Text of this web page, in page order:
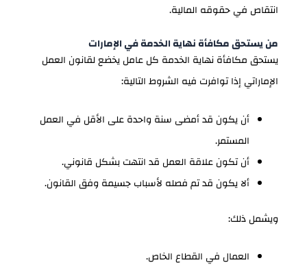
انتقاص في حقوقه المالية.
من يستحق مكافأة نهاية الخدمة في الإمارات
يستحق مكافأة نهاية الخدمة كل عامل يخضع لقانون العمل
الإماراتي إذا توافرت فيه الشروط التالية:
أن يكون قد أمضى سنة واحدة على الأقل في العمل
المستمر.
أن تكون علاقة العمل قد انتهت بشكل قانوني.
ألا يكون قد تم فصله لأسباب جسيمة وفق القانون.
ويشمل ذلك:
العمال في القطاع الخاص.